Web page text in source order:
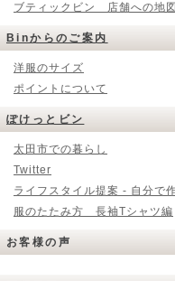
ブティックビン 店舗への地
Binからのご案内
洋服のサイズ
ポイントについて
ぽけっとビン
太田市での暮らし
Twitter
ライフスタイル提案 - 自分で
服のたたみ方 長袖Tシャツ編
お客様の声